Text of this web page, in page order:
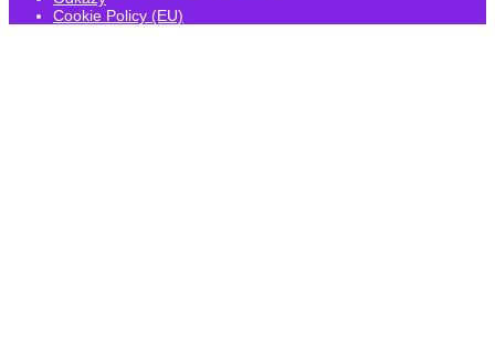
Cookie Policy (EU)